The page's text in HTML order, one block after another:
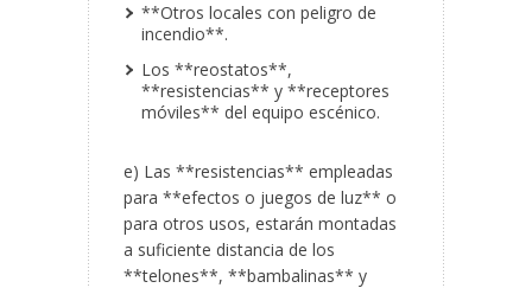
**Otros locales con peligro de
incendio**.
Los **reostatos**,
**resistencias** y **receptores
móviles** del equipo escénico.
e) Las **resistencias** empleadas
para **efectos o juegos de luz** o
para otros usos, estarán montadas
a suficiente distancia de los
**telones**, **bambalinas** y